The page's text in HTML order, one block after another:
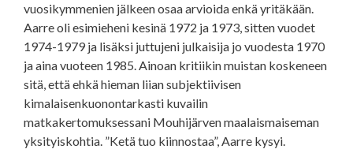
vuosikymmenien jälkeen osaa arvioida enkä yritäkään.
Aarre oli esimieheni kesinä 1972 ja 1973, sitten vuodet
1974-1979 ja lisäksi juttujeni julkaisija jo vuodesta 1970
ja aina vuoteen 1985. Ainoan kritiikin muistan koskeneen
sitä, että ehkä hieman liian subjektiivisen
kimalaisenkuonontarkasti kuvailin
matkakertomuksessani Mouhijärven maalaismaiseman
yksityiskohtia. ”Ketä tuo kiinnostaa”, Aarre kysyi.